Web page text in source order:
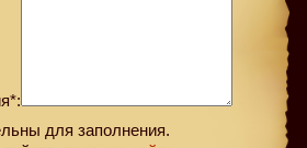
для заполнения.